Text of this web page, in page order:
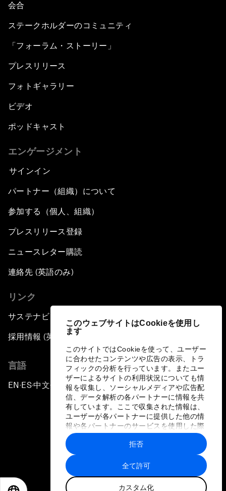
このウェブサイトはCookieを使用し
ます
このサイトではCookieを使って、ユーザー
に合わせたコンテンツや広告の表示、トラ
フィックの分析を行っています。またユー
ザーによるサイトの利用状況についても情
報を収集し、ソーシャルメディアや広告配
信、データ解析の各パートナーに情報を共
有しています。ここで収集された情報は、
ユーザーが各パートナーに提供した他の情
報や各パートナーのサービスを使用した際
に収集された情報と組み合わされ、各パー
トナーによって使用されることがありま
す。
全て許可
カスタム化
拒否
会合
ステークホルダーのコミュニティ
「フォーラム・ストーリー」
プレスリリース
フォトギャラリー
ビデオ
ポッドキャスト
エンゲージメント
サインイン
パートナー（組織）について
参加する（個人、組織）
プレスリリース登録
ニュースレター購読
連絡先 (英語のみ)
リンク
サステナビリティへの取り組み
採用情報 (英語のみ)
言語
EN ▪ES▪中文▪ 日本語
プライバシーポリシーと利用規約
サイトマップ